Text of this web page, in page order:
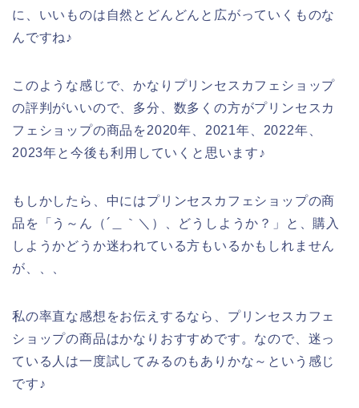
に、いいものは自然とどんどんと広がっていくものな
んですね♪
このような感じで、かなりプリンセスカフェショップ
の評判がいいので、多分、数多くの方がプリンセスカ
フェショップの商品を2020年、2021年、2022年、
2023年と今後も利用していくと思います♪
もしかしたら、中にはプリンセスカフェショップの商
品を「う～ん（´＿｀＼）、どうしようか？」と、購入
しようかどうか迷われている方もいるかもしれません
が、、、
私の率直な感想をお伝えするなら、プリンセスカフェ
ショップの商品はかなりおすすめです。なので、迷っ
ている人は一度試してみるのもありかな～という感じ
です♪